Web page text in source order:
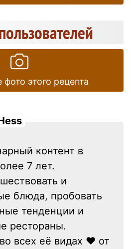
фото этого рецепта
контент в
7 лет.
и
блюда, пробовать
тенденции и
рестораны.
всех её видах ❤ от